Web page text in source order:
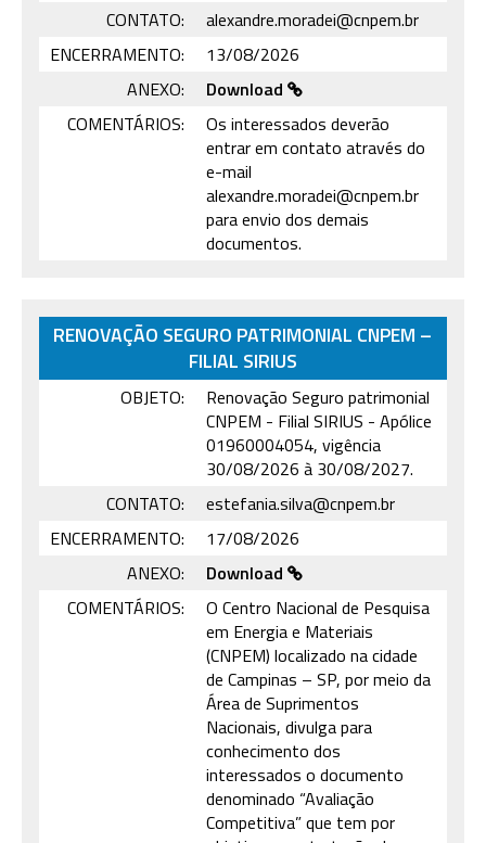
CONTATO:
alexandre.moradei@cnpem.br
ENCERRAMENTO:
13/08/2026
ANEXO:
Download
COMENTÁRIOS:
Os interessados deverão
entrar em contato através do
e-mail
alexandre.moradei@cnpem.br
para envio dos demais
documentos.
RENOVAÇÃO SEGURO PATRIMONIAL CNPEM –
FILIAL SIRIUS
OBJETO:
Renovação Seguro patrimonial
CNPEM - Filial SIRIUS - Apólice
01960004054, vigência
30/08/2026 à 30/08/2027.
CONTATO:
estefania.silva@cnpem.br
ENCERRAMENTO:
17/08/2026
ANEXO:
Download
COMENTÁRIOS:
O Centro Nacional de Pesquisa
em Energia e Materiais
(CNPEM) localizado na cidade
de Campinas – SP, por meio da
Área de Suprimentos
Nacionais, divulga para
conhecimento dos
interessados o documento
denominado “Avaliação
Competitiva” que tem por